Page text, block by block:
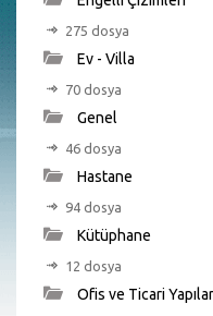
275 dosya
Ev - Villa
70 dosya
Genel
46 dosya
Hastane
94 dosya
Kütüphane
12 dosya
Ofis ve Ticari Yapılar